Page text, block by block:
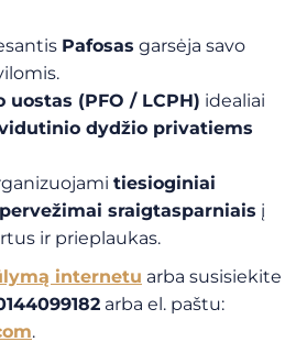
Pafosas garsėja savo
(PFO / LCPH) idealiai
dydžio privatiems
tiesioginiai
pervežimai sraigtasparniais į
ir prieplaukas.
internetu arba susisiekite
arba el. paštu:
.